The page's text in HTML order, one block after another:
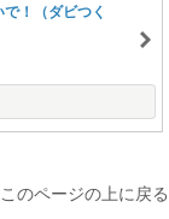
！（ダビつく
このページの上に戻る